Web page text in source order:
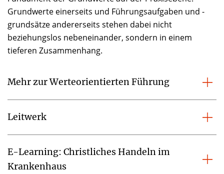
Grundwerte einerseits und Führungsaufgaben und -
grundsätze andererseits stehen dabei nicht
beziehungslos nebeneinander, sondern in einem
tieferen Zusammenhang.
Mehr zur Werteorientierten Führung
Leitwerk
E-Learning: Christliches Handeln im
Krankenhaus